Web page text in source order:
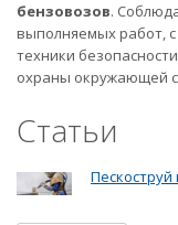
бензовозов.
выполняемых работ,
техники
охраны окружающей
Статьи